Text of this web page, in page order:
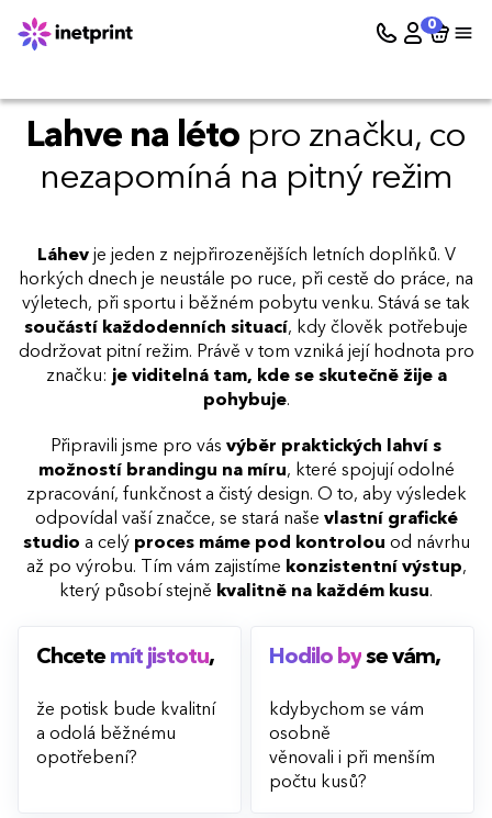
0
Lahve na léto pro značku, co
nezapomíná na pitný režim
Láhev je jeden z nejpřirozenějších letních doplňků. V
horkých dnech je neustále po ruce, při cestě do práce, na
výletech, při sportu i běžném pobytu venku. Stává se tak
součástí každodenních situací, kdy člověk potřebuje
dodržovat pitní režim. Právě v tom vzniká její hodnota pro
značku: je viditelná tam, kde se skutečně žije a
pohybuje.
Připravili jsme pro vás výběr praktických lahví s
možností brandingu na míru, které spojují odolné
zpracování, funkčnost a čistý design. O to, aby výsledek
odpovídal vaší značce, se stará naše vlastní grafické
studio a celýproces máme pod kontrolou od návrhu
až po výrobu. Tím vám zajistíme konzistentní výstup,
který působí stejně kvalitně na každém kusu.
Chcetemít jistotu,
že potisk bude kvalitní
a odolá běžnému
opotřebení?
Hodilo by se vám,
kdybychom se vám
osobně
věnovali i při menším
počtu kusů?